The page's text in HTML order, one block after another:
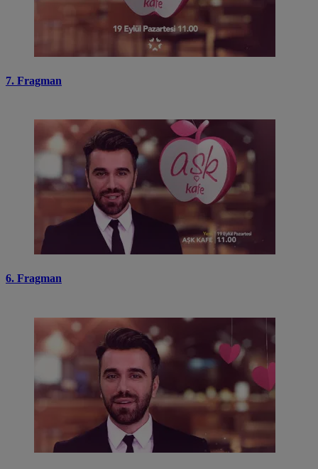
7. Fragman
6. Fragman